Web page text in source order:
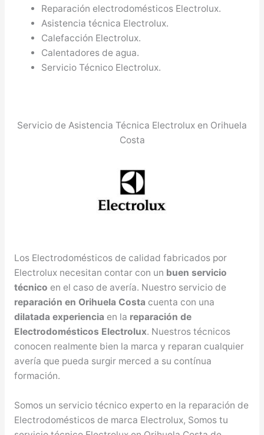
Reparación electrodomésticos Electrolux.
Asistencia técnica Electrolux.
Calefacción Electrolux.
Calentadores de agua.
Servicio Técnico Electrolux.
Servicio de Asistencia Técnica Electrolux en Orihuela
Costa
Los Electrodomésticos de calidad fabricados por
Electrolux necesitan contar con un buen servicio
técnico en el caso de avería. Nuestro servicio de
reparación en Orihuela Costa cuenta con una
dilatada experiencia en la reparación de
Electrodomésticos Electrolux. Nuestros técnicos
conocen realmente bien la marca y reparan cualquier
avería que pueda surgir merced a su contínua
formación.
Somos un servicio técnico experto en la reparación de
Electrodomésticos de marca Electrolux, Somos tu